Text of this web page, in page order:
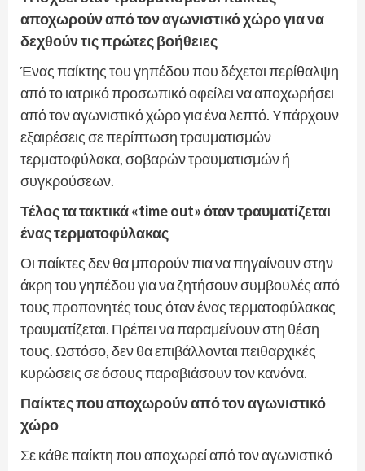
αποχωρούν από τον αγωνιστικό χώρο για να
δεχθούν τις πρώτες βοήθειες
Ένας παίκτης του γηπέδου που δέχεται περίθαλψη
από το ιατρικό προσωπικό οφείλει να αποχωρήσει
από τον αγωνιστικό χώρο για ένα λεπτό. Υπάρχουν
εξαιρέσεις σε περίπτωση τραυματισμών
τερματοφύλακα, σοβαρών τραυματισμών ή
συγκρούσεων.
Τέλος τα τακτικά «time out» όταν τραυματίζεται
ένας τερματοφύλακας
Οι παίκτες δεν θα μπορούν πια να πηγαίνουν στην
άκρη του γηπέδου για να ζητήσουν συμβουλές από
τους προπονητές τους όταν ένας τερματοφύλακας
τραυματίζεται. Πρέπει να παραμείνουν στη θέση
τους. Ωστόσο, δεν θα επιβάλλονται πειθαρχικές
κυρώσεις σε όσους παραβιάσουν τον κανόνα.
Παίκτες που αποχωρούν από τον αγωνιστικό
χώρο
Σε κάθε παίκτη που αποχωρεί από τον αγωνιστικό